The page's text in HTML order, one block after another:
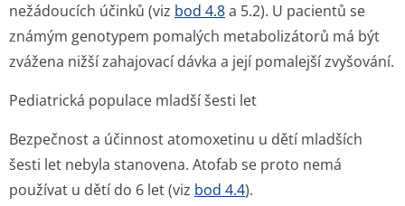
nežádoucích účinků (viz bod 4.8a 5.2). U pacientů se
známým genotypem pomalých metabolizátorů má být
zvážena nižší zahajovací dávka a její pomalejší zvyšování.
Pediatrická populace mladší šesti let
Bezpečnost a účinnost atomoxetinu u dětí mladších
šesti let nebyla stanovena. Atofab se proto nemá
používat u dětí do 6 let (viz bod 4.4).